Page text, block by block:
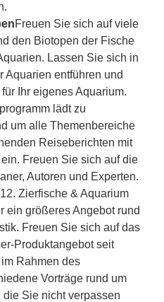
Freuen Sie sich auf viele
den Biotopen der Fische
Lassen Sie sich in
Aquarien entführen und
Ihr eigenes Aquarium.
lädt zu
um alle Themenbereiche
Reiseberichten mit
Freuen Sie sich auf die
Autoren und Experten.
Zierfische & Aquarium
ein größeres Angebot rund
Freuen Sie sich auf das
Produktangebot seit
Rahmen des
Vorträge rund um
Sie nicht verpassen